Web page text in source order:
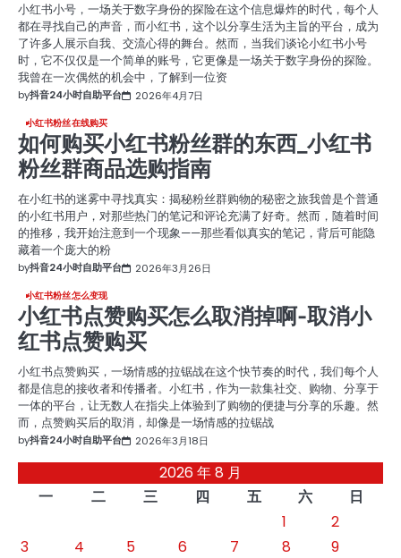
小红书小号，一场关于数字身份的探险在这个信息爆炸的时代，每个人
都在寻找自己的声音，而小红书，这个以分享生活为主旨的平台，成为
了许多人展示自我、交流心得的舞台。然而，当我们谈论小红书小号
时，它不仅仅是一个简单的账号，它更像是一场关于数字身份的探险。
我曾在一次偶然的机会中，了解到一位资
by抖音24小时自助平台 2026年4月7日
小红书粉丝在线购买
如何购买小红书粉丝群的东西_小红书
粉丝群商品选购指南
在小红书的迷雾中寻找真实：揭秘粉丝群购物的秘密之旅我曾是个普通
的小红书用户，对那些热门的笔记和评论充满了好奇。然而，随着时间
的推移，我开始注意到一个现象——那些看似真实的笔记，背后可能隐
藏着一个庞大的粉
by抖音24小时自助平台 2026年3月26日
小红书粉丝怎么变现
小红书点赞购买怎么取消掉啊-取消小
红书点赞购买
小红书点赞购买，一场情感的拉锯战在这个快节奏的时代，我们每个人
都是信息的接收者和传播者。小红书，作为一款集社交、购物、分享于
一体的平台，让无数人在指尖上体验到了购物的便捷与分享的乐趣。然
而，点赞购买后的取消，却像是一场情感的拉锯战
by抖音24小时自助平台 2026年3月18日
2026 年 8 月
一
二 三 四 五 六
日
1
2
3
4 5 6 7 8
9